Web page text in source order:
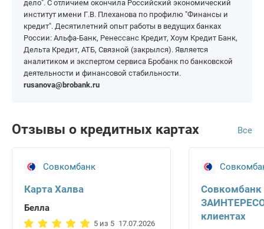
Егорьевск
Звенигород
Лобня
Лосино-Петровский
Луховицы
Люберцы
Наро-Фоминск
Ногинск
Одинцово
Орехово-Зуево
Павловский Посад
Подольск
Раменское
Серпухов
Солнечногорск
дело". С отличием окончила Российский экономический
институт имени Г.В. Плеханова по профилю "Финансы и
кредит". Десятилетний опыт работы в ведущих банках
России: Альфа-Банк, Ренессанс Кредит, Хоум Кредит Банк,
Дельта Кредит, АТБ, Связной (закрылся). Является
аналитиком и экспертом сервиса Бробанк по банковской
деятельности и финансовой стабильности.
rusanova@brobank.ru
Отзывы о кредитных картах Все
Совкомбанк
Карта Халва
Белла
5 из 5 17.07.2026
Совкомбанк
клиентах